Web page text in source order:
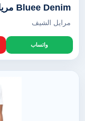
Bluee Denim مريلة
مرايل الشيف
واتساب